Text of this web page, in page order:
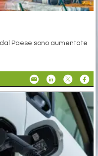
Paese sono aumentate